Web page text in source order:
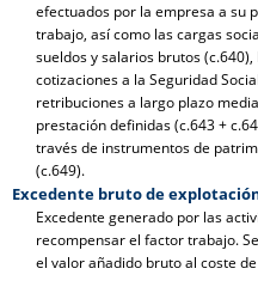
efectuados por la empresa a su
trabajo, así como las cargas
sueldos y salarios brutos
cotizaciones a la Seguridad
retribuciones a largo plazo
prestación definidas (c.643 +
través de instrumentos de
(c.649).
Excedente bruto de
Excedente generado por las
recompensar el factor trabajo.
el valor añadido bruto al coste